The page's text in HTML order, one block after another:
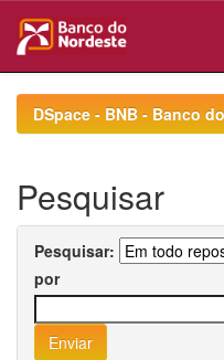
navigationDSpace - BNB - Banco
Pesquisar
Pesquisar:
por